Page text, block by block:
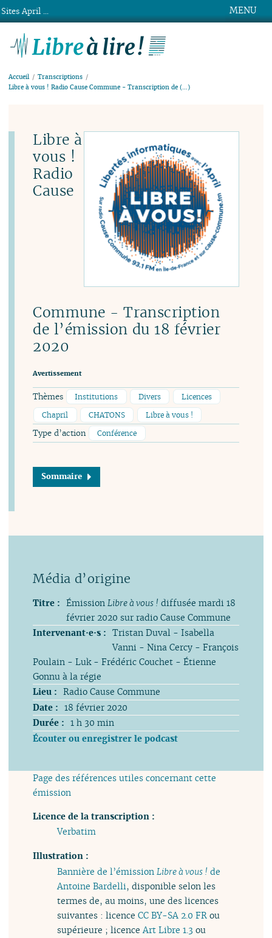
MENU
Accueil
Transcriptions
Libre à vous ! Radio Cause Commune - Transcription de (…)
Libre à
vous !
Radio
Cause
Commune - Transcription
de l’émission du 18 février
2020
Avertissement
Thèmes Institutions Divers
Licences
Chapril
CHATONS Libre à vous !
Type d’action Conférence
Sommaire
Titre : ÉmissionLibre à vous ! diffusée mardi 18
février 2020 sur radio Cause Commune
Intervenant·e·s : Tristan Duval - Isabella
Vanni - Nina Cercy - François
Poulain - Luk - Frédéric Couchet - Étienne
Gonnu à la régie
Lieu : Radio Cause Commune
Date : 18 février 2020
Durée : 1 h 30 min
Écouter ou enregistrer le podcast
Page des références utiles concernant cette
émission
Licence de la transcription :
Verbatim
Illustration :
Bannière de l’émissionLibre à vous ! de
Antoine Bardelli, disponible selon les
termes de, au moins, une des licences
suivantes : licenceCC BY-SA 2.0 FR ou
supérieure ; licenceArt Libre 1.3 ou
Sites April ...